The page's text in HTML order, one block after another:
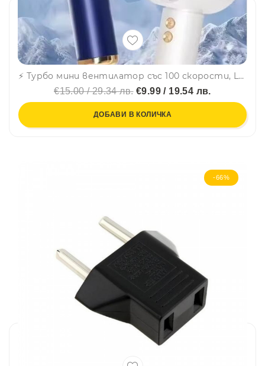
⚡ Турбо мини вентилатор със 100 скорости, LED дисплей и USB зареждане – силен въздушен поток-N68
€15.00 / 29.34 лв.€9.99 / 19.54 лв.
ДОБАВИ В КОЛИЧКА
-66%